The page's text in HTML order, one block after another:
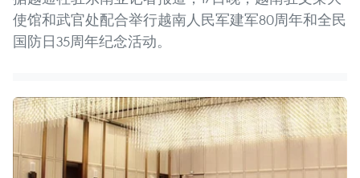
使馆和武官处配合举行越南人民军建军80周年和全民
国防日35周年纪念活动。